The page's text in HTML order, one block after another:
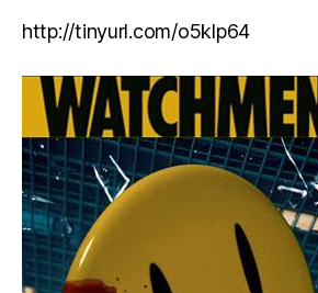
http://tinyurl.com/o5klp64